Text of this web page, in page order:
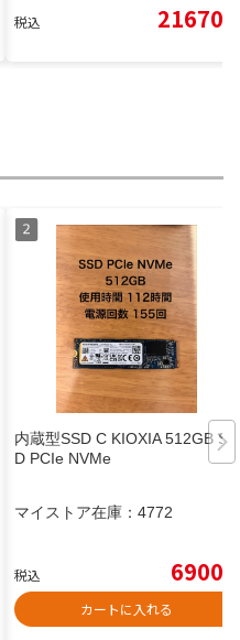
税込 21670
内蔵型SSD C KIOXIA 512GB SS
D PCIe NVMe
マイストア在庫： 4772
税込 6900
カートに入れる